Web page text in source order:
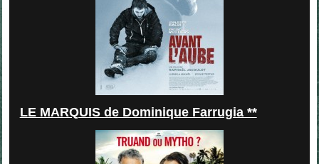
LE MARQUIS de Dominique Farrugia **